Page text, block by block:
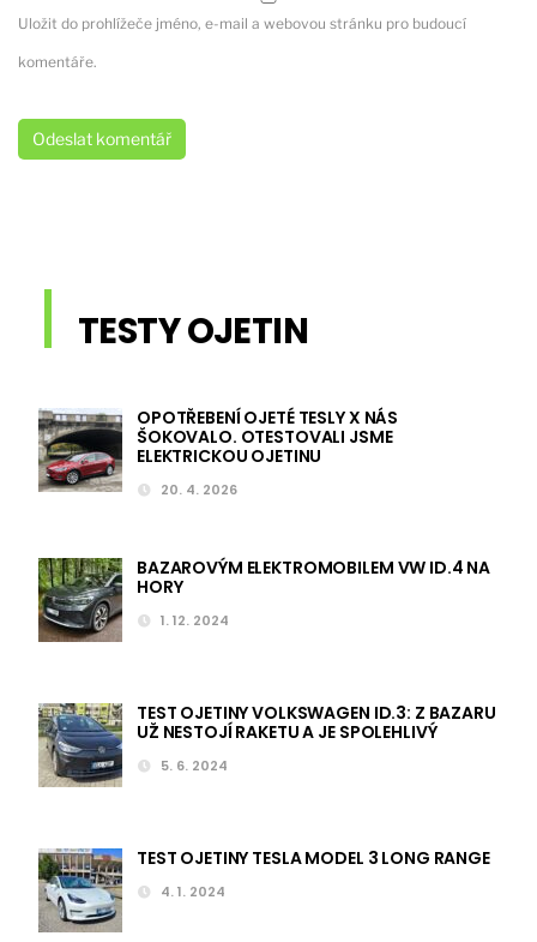
Uložit do prohlížeče jméno, e-mail a webovou stránku pro budoucí
komentáře.
TESTY OJETIN
OPOTŘEBENÍ OJETÉ TESLY X NÁS
ŠOKOVALO. OTESTOVALI JSME
ELEKTRICKOU OJETINU
20. 4. 2026
BAZAROVÝM ELEKTROMOBILEM VW ID.4 NA
HORY
1. 12. 2024
TEST OJETINY VOLKSWAGEN ID.3: Z BAZARU
UŽ NESTOJÍ RAKETU A JE SPOLEHLIVÝ
5. 6. 2024
TEST OJETINY TESLA MODEL 3 LONG RANGE
4. 1. 2024